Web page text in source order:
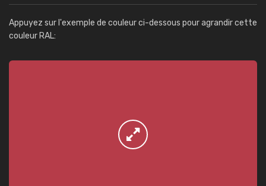
Appuyez sur l'exemple de couleur ci-dessous pour agrandir cette
couleur RAL: